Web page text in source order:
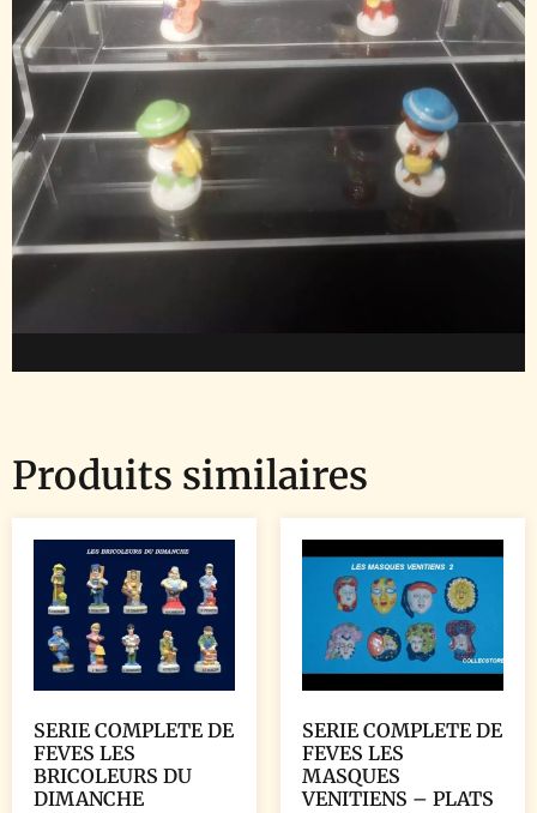
Produits similaires
SERIE COMPLETE DE
FEVES LES
BRICOLEURS DU
DIMANCHE
SERIE COMPLETE DE
FEVES LES
MASQUES
VENITIENS – PLATS